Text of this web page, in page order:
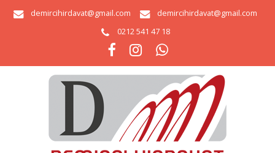
demircihirdavat@gmail.com
demircihirdavat@gmail.com
0212 541 47 18